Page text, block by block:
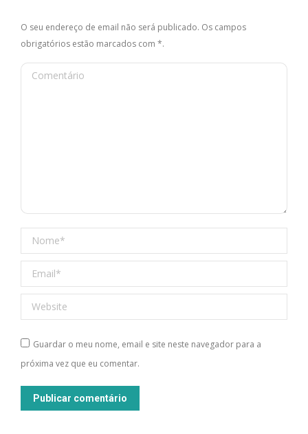
O seu endereço de email não será publicado. Os campos
obrigatórios estão marcados com *.
Comentário
Nome *
Email *
Website
Guardar o meu nome, email e site neste navegador para a
próxima vez que eu comentar.
Publicar comentário